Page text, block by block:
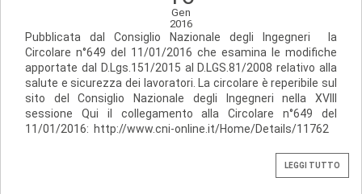
Gen
2016
Pubblicata dal Consiglio Nazionale degli Ingegneri la
Circolare n°649 del 11/01/2016 che esamina le modifiche
apportate dal D.Lgs.151/2015 al D.LGS.81/2008 relativo alla
salute e sicurezza dei lavoratori. La circolare è reperibile sul
sito del Consiglio Nazionale degli Ingegneri nella XVIII
sessione Qui il collegamento alla Circolare n°649 del
11/01/2016: http://www.cni-online.it/Home/Details/11762
LEGGI TUTTO